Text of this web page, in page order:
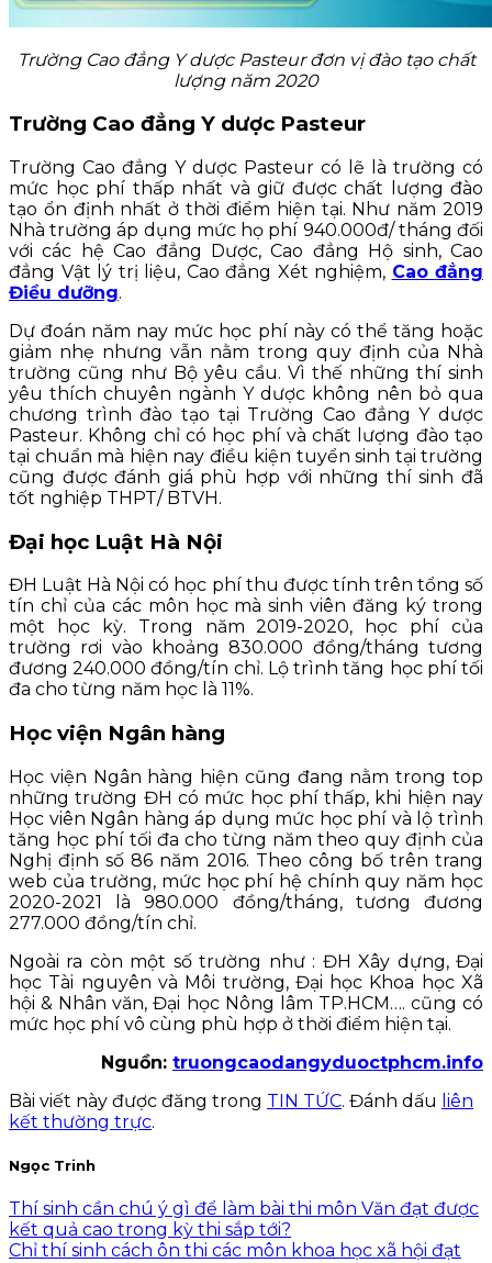
Trường Cao đẳng Y dược Pasteur đơn vị đào tạo chất
lượng năm 2020
Trường Cao đẳng Y dược Pasteur
Trường Cao đẳng Y dược Pasteur có lẽ là trường có
mức học phí thấp nhất và giữ được chất lượng đào
tạo ổn định nhất ở thời điểm hiện tại. Như năm 2019
Nhà trường áp dụng mức họ phí 940.000đ/ tháng đối
với các hệ Cao đẳng Dược, Cao đẳng Hộ sinh, Cao
đẳng Vật lý trị liệu, Cao đẳng Xét nghiệm, Cao đẳng
Điều dưỡng.
Dự đoán năm nay mức học phí này có thể tăng hoặc
giảm nhẹ nhưng vẫn nằm trong quy định của Nhà
trường cũng như Bộ yêu cầu. Vì thế những thí sinh
yêu thích chuyên ngành Y dược không nên bỏ qua
chương trình đào tạo tại Trường Cao đẳng Y dược
Pasteur. Không chỉ có học phí và chất lượng đào tạo
tại chuẩn mà hiện nay điều kiện tuyển sinh tại trường
cũng được đánh giá phù hợp với những thí sinh đã
tốt nghiệp THPT/ BTVH.
Đại học Luật Hà Nội
ĐH Luật Hà Nội có học phí thu được tính trên tổng số
tín chỉ của các môn học mà sinh viên đăng ký trong
một học kỳ. Trong năm 2019-2020, học phí của
trường rơi vào khoảng 830.000 đồng/tháng tương
đương 240.000 đồng/tín chỉ. Lộ trình tăng học phí tối
đa cho từng năm học là 11%.
Học viện Ngân hàng
Học viện Ngân hàng hiện cũng đang nằm trong top
những trường ĐH có mức học phí thấp, khi hiện nay
Học viên Ngân hàng áp dụng mức học phí và lộ trình
tăng học phí tối đa cho từng năm theo quy định của
Nghị định số 86 năm 2016. Theo công bố trên trang
web của trường, mức học phí hệ chính quy năm học
2020-2021 là 980.000 đồng/tháng, tương đương
277.000 đồng/tín chỉ.
Ngoài ra còn một số trường như : ĐH Xây dựng, Đại
học Tài nguyên và Môi trường, Đại học Khoa học Xã
hội & Nhân văn, Đại học Nông lâm TP.HCM…. cũng có
mức học phí vô cùng phù hợp ở thời điểm hiện tại.
Nguồn: truongcaodangyduoctphcm.info
Bài viết này được đăng trong TIN TỨC. Đánh dấu liên
kết thường trực.
Ngọc Trinh
Thí sinh cần chú ý gì để làm bài thi môn Văn đạt được
kết quả cao trong kỳ thi sắp tới?
Chỉ thí sinh cách ôn thi các môn khoa học xã hội đạt